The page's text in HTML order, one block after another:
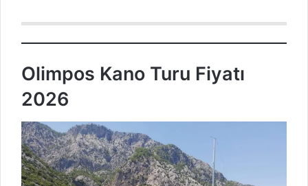
Olimpos Kano Turu Fiyatı
2026